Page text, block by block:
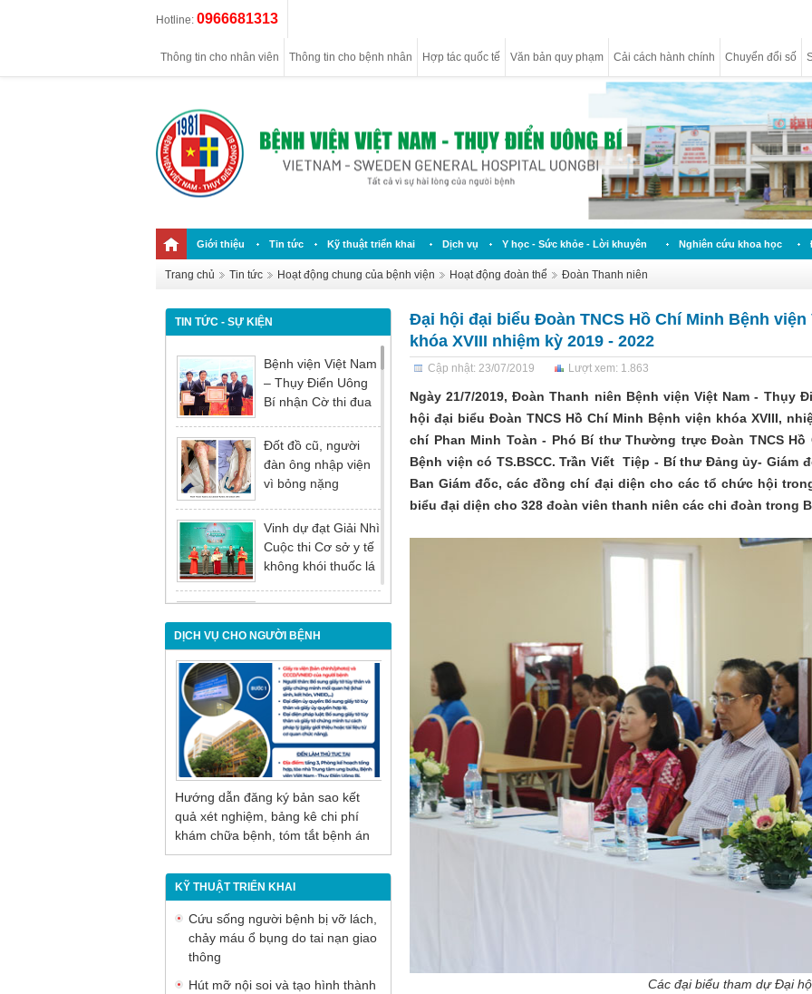
Hotline: 0966681313
Thông tin cho nhân viên Thông tin cho bệnh nhân Hợp tác quốc tế Văn bản quy phạm Cải cách hành chính Chuyển đổi số
Giới thiệu Tin tức Kỹ thuật triển khai Dịch vụ Y học - Sức khỏe - Lời khuyên Nghiên cứu khoa học
Trang chủ Tin tức Hoạt động chung của bệnh viện Hoạt động đoàn thể Đoàn Thanh niên
TIN TỨC - SỰ KIỆN
Bệnh viện Việt Nam
– Thụy Điển Uông
Bí nhận Cờ thi đua
năm 2025 của
Đảng ủy - Ủy ban
nhân dân Tỉnh
Đốt đồ cũ, người
đàn ông nhập viện
vì bỏng nặng
Vinh dự đạt Giải Nhì
Cuộc thi Cơ sở y tế
không khói thuốc lá
rào cản khiến việc
điều trị bị chậm trễ
Nội soi mật tụy
ngược dòng – Giải
pháp tối ưu cho
người bệnh sỏi ống
mật chủ
DỊCH VỤ CHO NGƯỜI BỆNH
Hướng dẫn đăng ký bản sao kết
quả xét nghiệm, bảng kê chi phí
khám chữa bệnh, tóm tắt bệnh án
KỸ THUẬT TRIỂN KHAI
Cứu sống người bệnh bị vỡ lách,
chảy máu ổ bụng do tai nạn giao
thông
Hút mỡ nội soi và tạo hình thành
Đại hội đại biểu Đoàn TNCS Hồ Chí Minh Bệnh
khóa XVIII nhiệm kỳ 2019 - 2022
Cập nhật: 23/07/2019 Lượt xem: 1.863
Ngày 21/7/2019, Đoàn Thanh niên Bệnh viện Việt Nam -
hội đại biểu Đoàn TNCS Hồ Chí Minh Bệnh viện khóa XVIII,
chí Phan Minh Toàn - Phó Bí thư Thường trực Đoàn TNCS
Bệnh viện có TS.BSCC. Trần Viết Tiệp - Bí thư Đảng ủy- Giám
Ban Giám đốc, các đồng chí đại diện cho các tổ chức hội
biểu đại diện cho 328 đoàn viên thanh niên các chi đoàn trong
Các đại biểu tham dự Đại